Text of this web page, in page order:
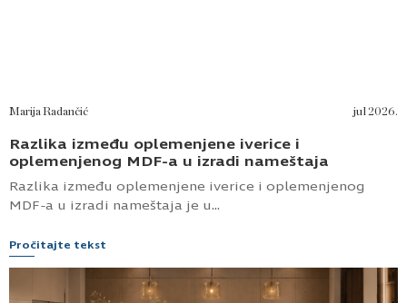
Marija Radančić jul 2026.
Razlika između oplemenjene iverice i
oplemenjenog MDF-a u izradi nameštaja
Razlika između oplemenjene iverice i oplemenjenog
MDF-a u izradi nameštaja je u...
Pročitajte tekst